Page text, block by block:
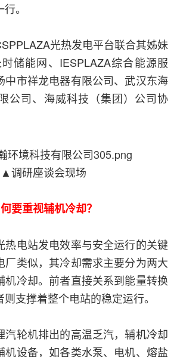
。
光热发电平台联合其姊妹
储能网、IESPLAZA综合能源服
中市祥龙电器有限公司、武汉东海
公司、海威科技（集团）公司协
▲调研座谈会现场
要重视辅机冷却？
热电站发电效率与安全运行的关键
厂类似，其冷却需求主要分为两大
机冷却。前者直接关系到能量转换
支撑着整个电站的稳定运行。
汽轮机排出的高温乏汽，辅机冷却
机设备，如各类水泵、电机、熔盐